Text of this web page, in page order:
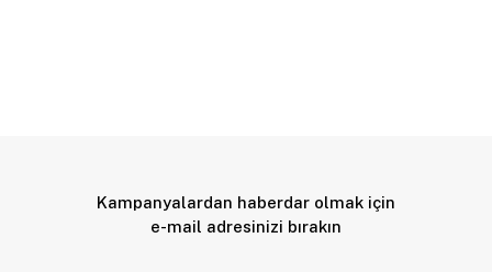
Kampanyalardan haberdar olmak için
e-mail adresinizi bırakın